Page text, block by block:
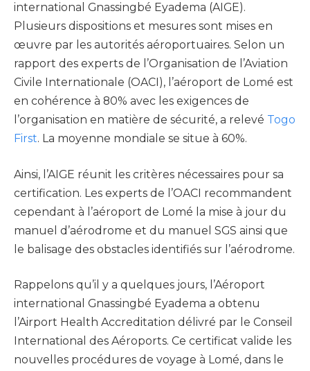
international Gnassingbé Eyadema (AIGE).
Plusieurs dispositions et mesures sont mises en
œuvre par les autorités aéroportuaires. Selon un
rapport des experts de l’Organisation de l’Aviation
Civile Internationale (OACI), l’aéroport de Lomé est
en cohérence à 80% avec les exigences de
l’organisation en matière de sécurité, a relevé Togo
First. La moyenne mondiale se situe à 60%.
Ainsi, l’AIGE réunit les critères nécessaires pour sa
certification. Les experts de l’OACI recommandent
cependant à l’aéroport de Lomé la mise à jour du
manuel d’aérodrome et du manuel SGS ainsi que
le balisage des obstacles identifiés sur l’aérodrome.
Rappelons qu’il y a quelques jours, l’Aéroport
international Gnassingbé Eyadema a obtenu
l’Airport Health Accreditation délivré par le Conseil
International des Aéroports. Ce certificat valide les
nouvelles procédures de voyage à Lomé, dans le